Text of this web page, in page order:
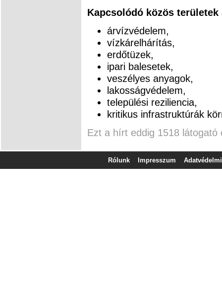
Kapcsolódó közös területek
árvízvédelem,
vízkárelhárítás,
erdőtüzek,
ipari balesetek,
veszélyes anyagok,
lakosságvédelem,
települési reziliencia,
kritikus infrastruktúrák
Ezt a hírt eddig 1518 látogató
Rólunk Impresszum